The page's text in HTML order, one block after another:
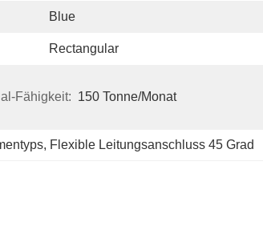
Blue
Rectangular
Fähigkeit: 150 Tonne/Monat
, Flexible Leitungsanschluss 45 Grad